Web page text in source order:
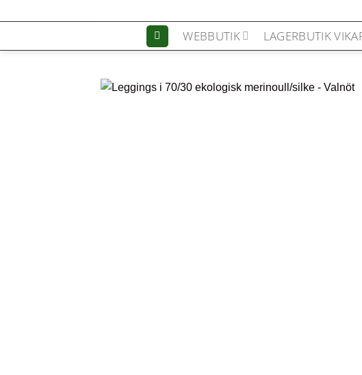
WEBBUTIK LAGERBUTIK